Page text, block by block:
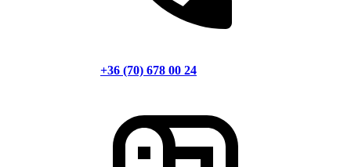
+36 (70) 678 00 24